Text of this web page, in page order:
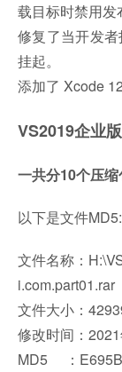
载目标时禁用发
修复了当开发
挂起。
添加了 Xcode
VS2019企业
一共分10个压
以下是文件MD5:
文件名称：
i.com.part01.rar
文件大小：
修改时间：
MD5 ：